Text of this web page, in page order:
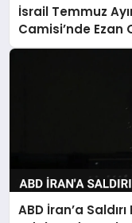
İsrail Temmuz
Camisi’nde Ezan
ABD İran’a